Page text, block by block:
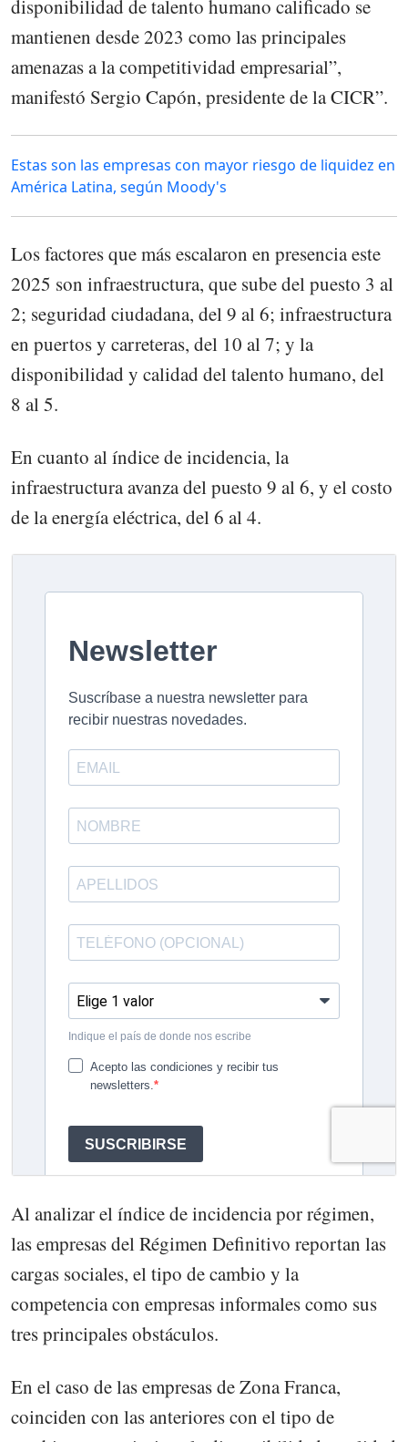
disponibilidad de talento humano calificado se
mantienen desde 2023 como las principales
amenazas a la competitividad empresarial”,
manifestó Sergio Capón, presidente de la CICR”.
Estas son las empresas con mayor riesgo de liquidez en
América Latina, según Moody's
Los factores que más escalaron en presencia este
2025 son infraestructura, que sube del puesto 3 al
2; seguridad ciudadana, del 9 al 6; infraestructura
en puertos y carreteras, del 10 al 7; y la
disponibilidad y calidad del talento humano, del
8 al 5.
En cuanto al índice de incidencia, la
infraestructura avanza del puesto 9 al 6, y el costo
de la energía eléctrica, del 6 al 4.
Al analizar el índice de incidencia por régimen,
las empresas del Régimen Definitivo reportan las
cargas sociales, el tipo de cambio y la
competencia con empresas informales como sus
tres principales obstáculos.
En el caso de las empresas de Zona Franca,
coinciden con las anteriores con el tipo de